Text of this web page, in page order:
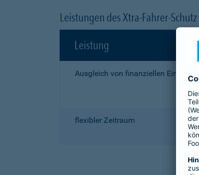
Leistungen des Xtra-Fahrer-Schutz
Leistung
Ausgleich von finanziellen Einbußen
flexibler Zeitraum